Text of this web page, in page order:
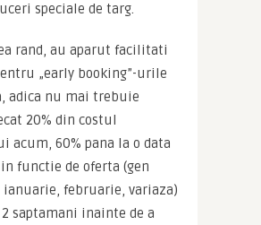
speciale de targ.
rand, au aparut facilitati
„early booking”-urile
adica nu mai trebuie
20% din costul
acum, 60% pana la o data
functie de oferta (gen
ianuarie, februarie, variaza)
saptamani inainte de a